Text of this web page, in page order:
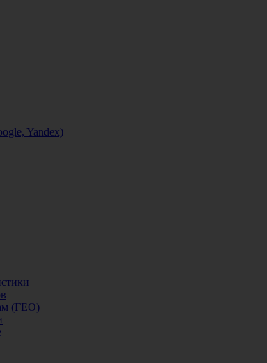
Yandex)
(ГЕО)